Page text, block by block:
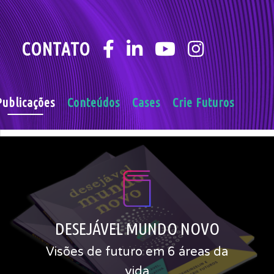
CONTATO
Conteúdos Cases Crie Futuros
DESEJÁVEL MUNDO NOVO
Visões de futuro em 6 áreas da
vida
DESEJÁVEL MUNDO NOVO
Visões de futuro para uma vida
sustentável, diversa e criativa em
2042
COMPRE AQUI
SAIBA MAIS